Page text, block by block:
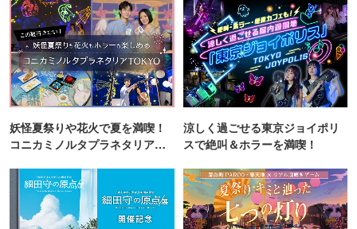
妖怪夏祭りや花火で夏を満喫！
コニカミノルタプラネタリア
涼しく過ごせる東京ジョイポリ
スで絶叫＆ホラーを満喫！